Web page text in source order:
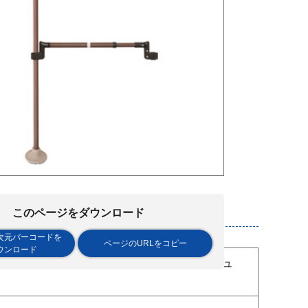
このページをダウンロード
元バーコードを
ンロード
ページのURLをコピー
レート:ベージュ 、ベースプレート:ベージュ